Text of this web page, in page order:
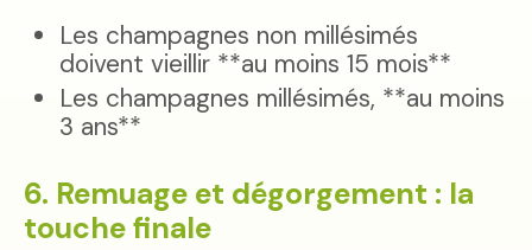
Les champagnes non millésimés
doivent vieillir **au moins 15 mois**
Les champagnes millésimés, **au moins
3 ans**
6. Remuage et dégorgement : la
touche finale